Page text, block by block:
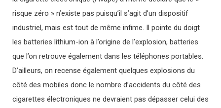
risque zéro » n’existe pas puisqu’il s’agit d’un dispositif
industriel, mais est tout de même infime. Il pointe du doigt
les batteries lithium-ion à l’origine de l’explosion, batteries
que l’on retrouve également dans les téléphones portables.
D’ailleurs, on recense également quelques explosions du
côté des mobiles donc le nombre d’accidents du côté des
cigarettes électroniques ne devraient pas dépasser celui des